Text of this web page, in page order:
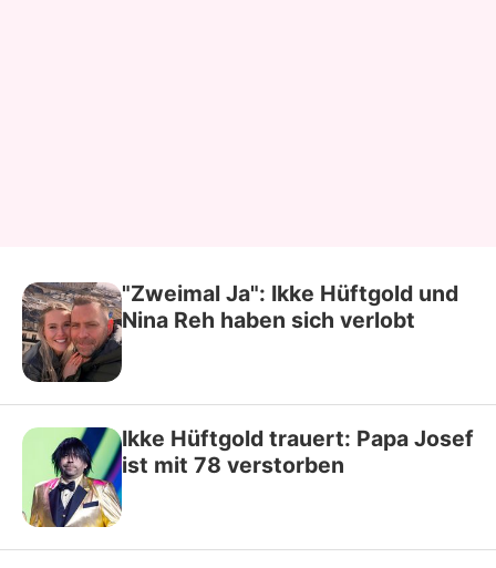
"Zweimal Ja": Ikke Hüftgold und
Nina Reh haben sich verlobt
Ikke Hüftgold trauert: Papa Josef
ist mit 78 verstorben